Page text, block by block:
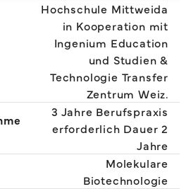
Hochschule Mittweida
in Kooperation mit
Ingenium Education
und Studien &
Technologie Transfer
Zentrum Weiz.
3 Jahre Berufspraxis
erforderlich Dauer 2
Jahre
Molekulare
Biotechnologie